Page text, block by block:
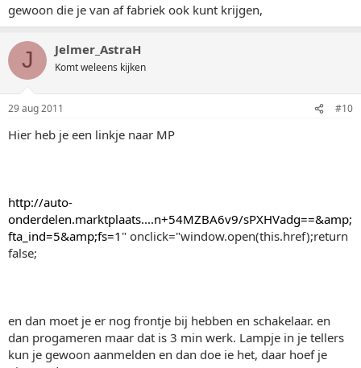
gewoon die je van af fabriek ook kunt krijgen,
J Jelmer_AstraH
Komt weleens kijken
29 aug 2011 #10
Hier heb je een linkje naar MP
http://auto-
onderdelen.marktplaats....n+54MZBA6v9/sPXHVadg==&amp;
fta_ind=5&amp;fs=1 " onclick="window.open(this.href);return
false;
en dan moet je er nog frontje bij hebben en schakelaar. en
dan progameren maar dat is 3 min werk. Lampje in je tellers
kun je gewoon aanmelden en dan doe ie het, daar hoef je